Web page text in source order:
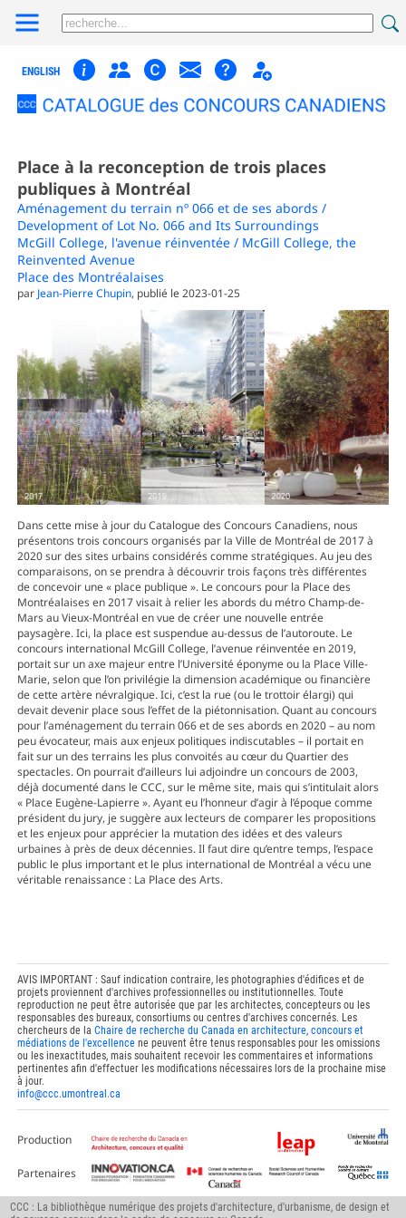
ENGLISH
Place à la reconception de trois places
publiques à Montréal
Aménagement du terrain nº 066 et de ses abords /
Development of Lot No. 066 and Its Surroundings
McGill College, l'avenue réinventée / McGill College, the
Reinvented Avenue
Place des Montréalaises
par Jean-Pierre Chupin, publié le 2023-01-25
Dans cette mise à jour du Catalogue des Concours Canadiens, nous
présentons trois concours organisés par la Ville de Montréal de 2017 à
2020 sur des sites urbains considérés comme stratégiques. Au jeu des
comparaisons, on se prendra à découvrir trois façons très différentes
de concevoir une « place publique ». Le concours pour la Place des
Montréalaises en 2017 visait à relier les abords du métro Champ-de-
Mars au Vieux-Montréal en vue de créer une nouvelle entrée
paysagère. Ici, la place est suspendue au-dessus de l’autoroute. Le
concours international McGill College, l’avenue réinventée en 2019,
portait sur un axe majeur entre l’Université éponyme ou la Place Ville-
Marie, selon que l’on privilégie la dimension académique ou financière
de cette artère névralgique. Ici, c’est la rue (ou le trottoir élargi) qui
devait devenir place sous l’effet de la piétonnisation. Quant au concours
pour l’aménagement du terrain 066 et de ses abords en 2020 – au nom
peu évocateur, mais aux enjeux politiques indiscutables – il portait en
fait sur un des terrains les plus convoités au cœur du Quartier des
spectacles. On pourrait d’ailleurs lui adjoindre un concours de 2003,
déjà documenté dans le CCC, sur le même site, mais qui s’intitulait alors
« Place Eugène-Lapierre ». Ayant eu l’honneur d’agir à l’époque comme
président du jury, je suggère aux lecteurs de comparer les propositions
et les enjeux pour apprécier la mutation des idées et des valeurs
urbaines à près de deux décennies. Il faut dire qu’entre temps, l’espace
public le plus important et le plus international de Montréal a vécu une
véritable renaissance : La Place des Arts.
AVIS IMPORTANT : Sauf indication contraire, les photographies d'édifices et de
projets proviennent d'archives professionnelles ou institutionnelles. Toute
reproduction ne peut être autorisée que par les architectes, concepteurs ou les
responsables des bureaux, consortiums ou centres d'archives concernés. Les
chercheurs de la Chaire de recherche du Canada en architecture, concours et
médiations de l'excellencene peuvent être tenus responsables pour les omissions
ou les inexactitudes, mais souhaitent recevoir les commentaires et informations
pertinentes afin d'effectuer les modifications nécessaires lors de la prochaine mise
à jour.
info@ccc.umontreal.ca
Production
Partenaires
CCC : La bibliothèque numérique des projets d'architecture, d'urbanisme, de design et